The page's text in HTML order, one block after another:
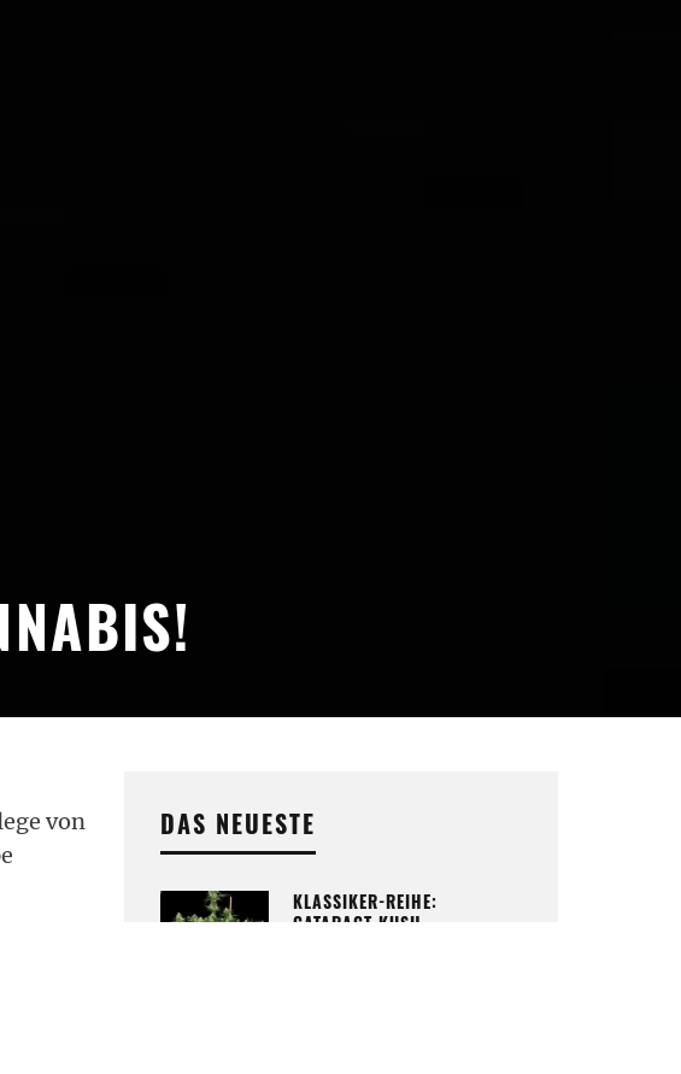
von
DAS NEUESTE
KLASSIKER-REIHE:
CATARACT KUSH